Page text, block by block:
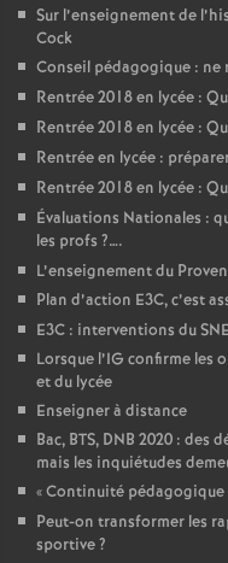
Sur l’enseignement de
Cock
Conseil pédagogique : ne
Rentrée 2018 en lycée :
Rentrée 2018 en lycée :
Rentrée en lycée :
Rentrée 2018 en lycée :
Évaluations Nationales :
les profs ?….
L’enseignement du
Plan d’action E3C, c’est
E3C : interventions du
Lorsque l’IG confirme les
et du lycée
Enseigner à distance
Bac, BTS, DNB 2020 : des
mais les inquiétudes
«Continuité pédagogique
Peut-on transformer les
sportive?